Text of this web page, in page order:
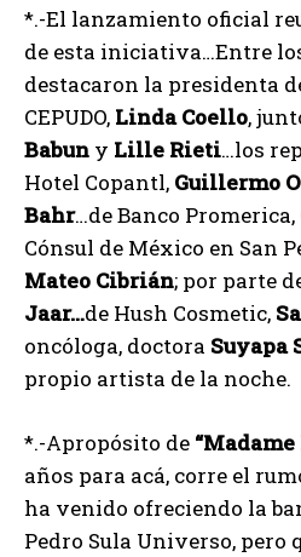
*.-El lanzamiento oficial
de esta iniciativa…Entre
destacaron la presidenta
CEPUDO, Linda Coello,
Babun y Lille Rieti…los
Hotel Copantl, Guillermo
Bahr…de Banco Promerica,
Cónsul de México en San
Mateo Cibrián; por parte
Jaar…de Hush Cosmetic,
oncóloga, doctora Suyapa
propio artista de la noche.
*.-Apropósito de “Madame
años para acá, corre el
ha venido ofreciendo la
Pedro Sula Universo, pero